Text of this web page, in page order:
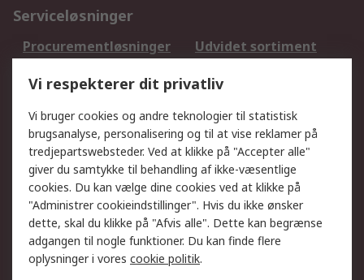
Serviceløsninger
Procurementløsninger
Udvidet sortiment
DesignSpark
Teknisk Support
Dit lokale salgsteam
Eksportløsninger
Support
Få hjælp
Returnering
Levering
Spor min ordre
Fakturakopi
Betalingsmuligheder
Fordele med Mit RS
Okdo
Vi respekterer dit privatliv
Vi bruger cookies og andre teknologier til statistisk
brugsanalyse, personalisering og til at vise reklamer på
tredjepartswebsteder. Ved at klikke på "Accepter alle"
giver du samtykke til behandling af ikke-væsentlige
cookies. Du kan vælge dine cookies ved at klikke på
"Administrer cookieindstillinger". Hvis du ikke ønsker
dette, skal du klikke på "Afvis alle". Dette kan begrænse
adgangen til nogle funktioner. Du kan finde flere
oplysninger i vores cookie politik.